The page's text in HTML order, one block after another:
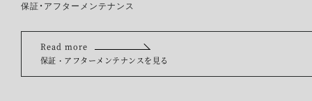
保証・アフターメンテナンス
Read more
保証・アフターメンテナンスを見る